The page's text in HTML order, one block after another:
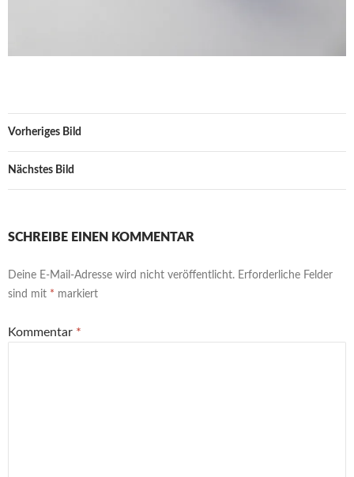
Vorheriges Bild
Nächstes Bild
SCHREIBE EINEN KOMMENTAR
Deine E-Mail-Adresse wird nicht veröffentlicht. Erforderliche Felder
sind mit * markiert
Kommentar *